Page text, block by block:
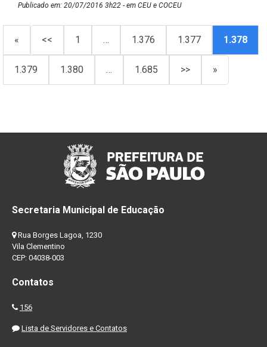
Publicado em: 20/07/2016 3h22 - em CEU e COCEU
« << 1 … 1.376 1.377 1.378
1.379 1.380 … 1.685 >> »
Secretaria Municipal de Educação
Rua Borges Lagoa, 1230
Vila Clementino
CEP: 04038-003
Contatos
156
Lista de Servidores e Contatos